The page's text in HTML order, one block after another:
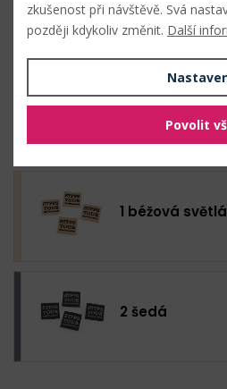
Nahlásit
Hromadný nákup
1 béžová světlá
2 šedá
zkušenost při návštěvě. Svá
později kdykoliv změnit. Další
Povolit